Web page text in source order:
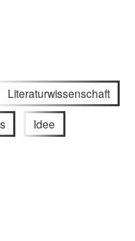
Literaturwissenschaft
Idee